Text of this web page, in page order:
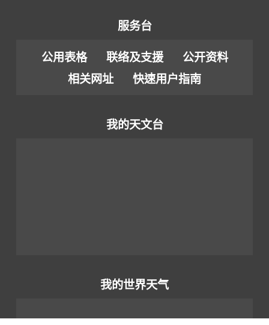
服务台
公用表格 联络及支援
公开资料
相关网址
快速用户指南
我的天文台
我的世界天气